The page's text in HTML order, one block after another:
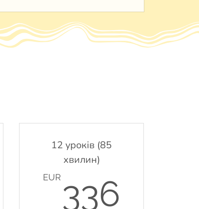
240EUR
12 уроків (85
хвилин)
EUR 336